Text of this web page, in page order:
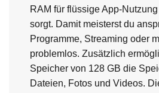
RAM für flüssige App-
sorgt. Damit meisterst du
Programme, Streaming oder
problemlos. Zusätzlich
Speicher von 128 GB die
Dateien, Fotos und Videos.